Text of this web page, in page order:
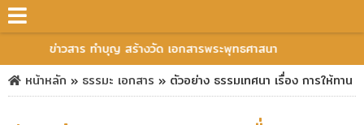
ข่าวสาร ทำบุญ สร้างวัด เอกสารพระพุทธศาสนา
หน้าหลัก » ธรรมะ เอกสาร » ตัวอย่าง ธรรมเทศนา เรื่อง การให้ทาน